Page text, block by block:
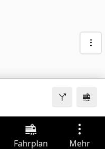
Fahrplan Mehr